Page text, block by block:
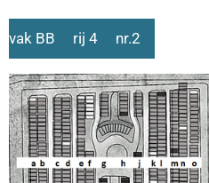
vak BB rij 4 nr.2